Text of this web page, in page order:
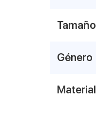
Tamaño
Género
Material